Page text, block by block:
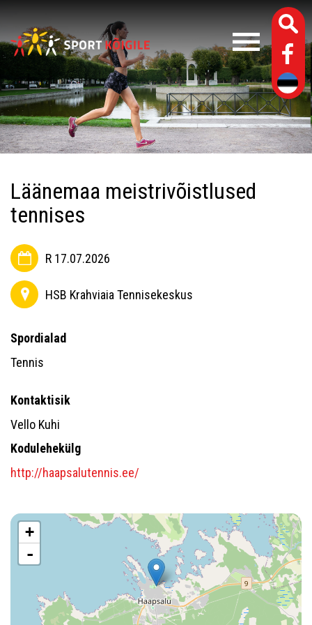
Läänemaa meistrivõistlused
tennises
R 17.07.2026
HSB Krahviaia Tennisekeskus
Spordialad
Tennis
Kontaktisik
Vello Kuhi
Kodulehekülg
http://haapsalutennis.ee/
+
-